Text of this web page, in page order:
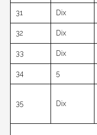
31 Dix
32 Dix
33 Dix
34 5
35 Dix